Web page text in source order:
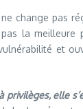
change pas
la
et
elle